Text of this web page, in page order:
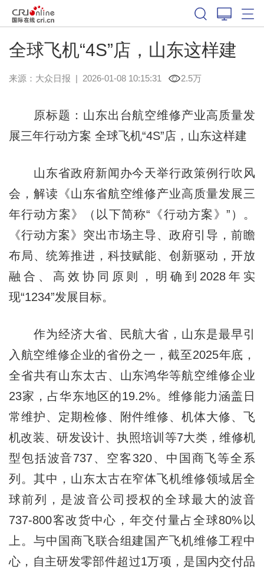
全球飞机“4S”店，山东这样建
来源： 大众日报 | 2026-01-08 10:15:31 2.5万
原标题：山东出台航空维修产业高质量发
展三年行动方案 全球飞机“4S”店，山东这样建
山东省政府新闻办今天举行政策例行吹风
会，解读《山东省航空维修产业高质量发展三
年行动方案》（以下简称“《行动方案》”）。
《行动方案》突出市场主导、政府引导，前瞻
布局、统筹推进，科技赋能、创新驱动，开放
融合、高效协同原则，明确到2028年实
现“1234”发展目标。
作为经济大省、民航大省，山东是最早引
入航空维修企业的省份之一，截至2025年底，
全省共有山东太古、山东鸿华等航空维修企业
23家，占华东地区的19.2%。维修能力涵盖日
常维护、定期检修、附件维修、机体大修、飞
机改装、研发设计、执照培训等7大类，维修机
型包括波音737、空客320、中国商飞等全系
列。其中，山东太古在窄体飞机维修领域居全
球前列，是波音公司授权的全球最大的波音
737-800客改货中心，年交付量占全球80%以
上。与中国商飞联合组建国产飞机维修工程中
心，自主研发零部件超过1万项，是国内交付品